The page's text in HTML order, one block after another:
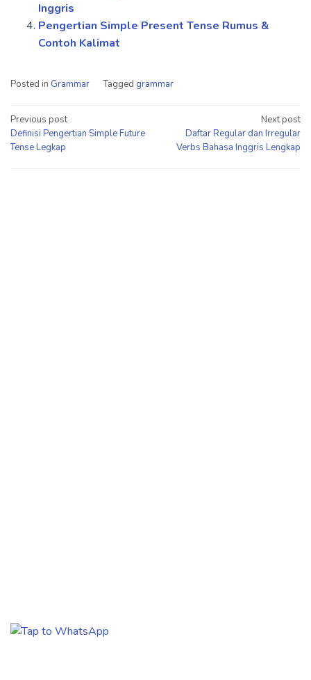
Inggris
Pengertian Simple Present Tense Rumus &
Contoh Kalimat
Posted in Grammar Tagged grammar
Post
navigation
Previous post
Definisi Pengertian Simple Future
Tense Legkap
Next post
Daftar Regular dan Irregular
Verbs Bahasa Inggris Lengkap